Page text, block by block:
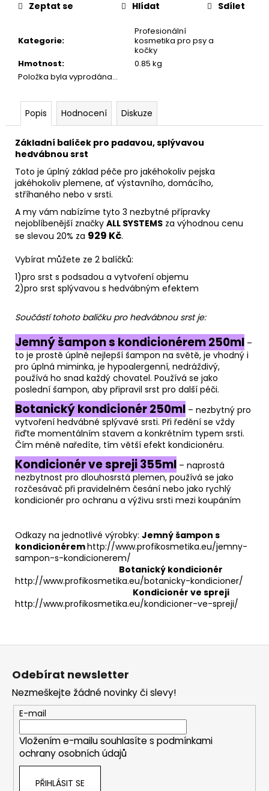
Kategorie:
Profesionální
kosmetika pro psy a
kočky
Hmotnost:
0.85 kg
Položka byla vyprodána…
Zeptat se Hlídat Sdílet
Popis Hodnocení Diskuze
Základní balíček pro padavou, splývavou
hedvábnou srst
Toto je úplný základ péče pro jakéhokoliv pejska
jakéhokoliv plemene, ať výstavního, domácího,
stříhaného nebo v srsti.
A my vám nabízíme tyto 3 nezbytné přípravky
nejoblíbenější značky ALL SYSTEMS za výhodnou cenu
se slevou 20% za 929 Kč.
Vybírat můžete ze 2 balíčků:
1)pro srst s podsadou a vytvoření objemu
2)pro srst splývavou s hedvábným efektem
Součástí tohoto balíčku pro hedvábnou srst je:
Jemný šampon s kondicionérem 250ml –
to je prostě úplně nejlepší šampon na světě, je vhodný i
pro úplná miminka, je hypoalergenní, nedráždivý,
používá ho snad každý chovatel. Používá se jako
poslední šampon, aby připravil srst pro další péči.
Botanický kondicionér 250ml – nezbytný pro
vytvoření hedvábné splývavé srsti. Při ředění se vždy
řiďte momentálním stavem a konkrétním typem srsti.
Čím méně naředíte, tím větší efekt kondicionéru.
Kondicionér ve spreji 355ml – naprostá
nezbytnost pro dlouhosrstá plemen, používá se jako
rozčesávač při pravidelném česání nebo jako rychlý
kondicionér pro ochranu a výživu srsti mezi koupáním
Odkazy na jednotlivé výrobky: Jemný šampon s
kondicionéremhttp://www.profikosmetika.eu/jemny-
sampon-s-kondicionerem/
Botanický kondicionér
http://www.profikosmetika.eu/botanicky-kondicioner/
Kondicionér ve spreji
http://www.profikosmetika.eu/kondicioner-ve-spreji/
HYDRA
BOTTLE
79
Z
Odebírat newsletter
Nezmeškejte žádné novinky či slevy!
E-mail
Vložením e-mailu souhlasíte s podmínkami
ochrany osobních údajů
PŘIHLÁSIT SE